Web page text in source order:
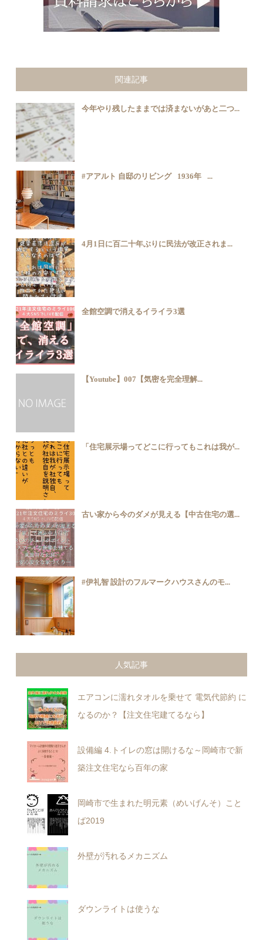
関連記事
今年やり残したままでは済まないがあと二つ...
#アアルト 自邸のリビング⠀1936年⠀...
4月1日に百二十年ぶりに民法が改正されま...
全館空調で消えるイライラ3選
【Youtube】007【気密を完全理解...
「住宅展示場ってどこに行ってもこれは我が...
古い家から今のダメが見える【中古住宅の選...
#伊礼智 設計のフルマークハウスさんのモ...
人気記事
エアコンに濡れタオルを乗せて 電気代節約 に
なるのか？【注文住宅建てるなら】
設備編 4.トイレの窓は開けるな～岡崎市で新
築注文住宅なら百年の家
岡崎市で生まれた明元素（めいげんそ）こと
ば2019
外壁が汚れるメカニズム
ダウンライトは使うな